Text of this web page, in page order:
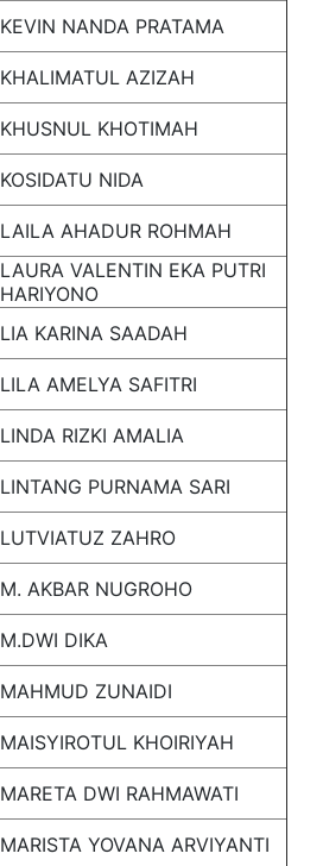
KEVIN NANDA PRATAMA
KHALIMATUL AZIZAH
KHUSNUL KHOTIMAH
KOSIDATU NIDA
LAILA AHADUR ROHMAH
LAURA VALENTIN EKA PUTRI
HARIYONO
LIA KARINA SAADAH
LILA AMELYA SAFITRI
LINDA RIZKI AMALIA
LINTANG PURNAMA SARI
LUTVIATUZ ZAHRO
M. AKBAR NUGROHO
M.DWI DIKA
MAHMUD ZUNAIDI
MAISYIROTUL KHOIRIYAH
MARETA DWI RAHMAWATI
MARISTA YOVANA ARVIYANTI